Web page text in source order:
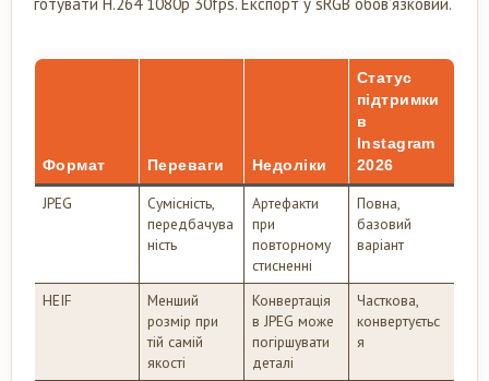
готувати H.264 1080p 30fps. Експорт у sRGB обов’язковий.
Формат Переваги Недоліки
Статус
підтримки
в
Instagram
2026
JPEG
Сумісність,
передбачува
ність
Артефакти
при
повторному
стисненні
Повна,
базовий
варіант
HEIF
Менший
розмір при
тій самій
якості
Конвертація
в JPEG може
погіршувати
деталі
Часткова,
конвертуєтьс
я